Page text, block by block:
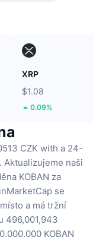
XRP
$1.08
0.09%
CZK with a 24-
Aktualizujeme naši
KOBAN za
se
a má tržní
496,001,943
KOBAN